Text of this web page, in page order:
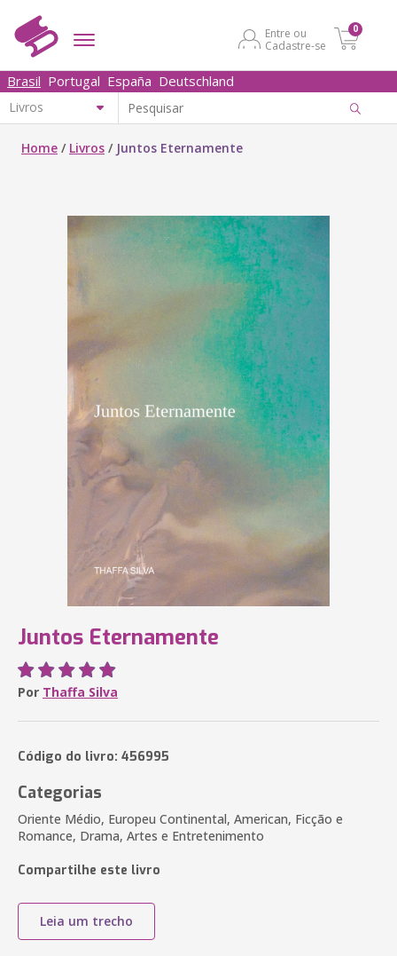
Entre ou
Cadastre-se
0
Brasil Portugal España Deutschland
Home / Livros / Juntos Eternamente
Juntos Eternamente
Por Thaffa Silva
Código do livro: 456995
Categorias
Oriente Médio, Europeu Continental, American, Ficção e
Romance, Drama, Artes e Entretenimento
Compartilhe este livro
Leia um trecho